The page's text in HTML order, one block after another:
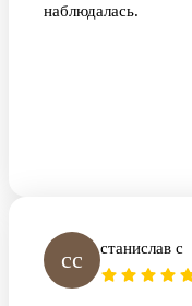
наблюдалась.
сс станислав с